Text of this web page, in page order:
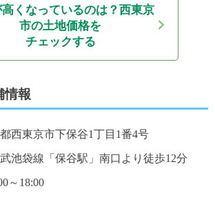
くなっているのは？ 西東京
市の土地価格を
チェックする
情報
西東京市下保谷1丁目1番4号
池袋線「保谷駅」南口より徒歩12分
～18:00